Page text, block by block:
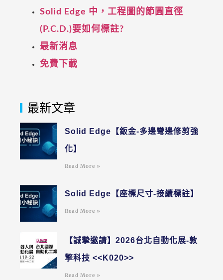
Solid Edge 中，工程圖的節圓直徑
(P.C.D.)要如何標註?
最新消息
免費下載
最新文章
Solid Edge【鈑金-多邊彎邊修剪強
化】
Read More »
Solid Edge【座標尺寸-接續標註】
Read More »
【誠摯邀請】2026台北自動化展-敦
擎科技 <<K020>>
Read More »